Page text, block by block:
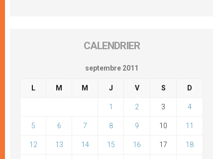
CALENDRIER
septembre 2011
L M M J V S D
1 2 3 4
5 6 7 8 9 10 11
12 13 14 15 16 17 18